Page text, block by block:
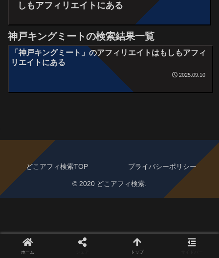
しもアフィリエイトにある
神戸キングミートの検索結果一覧
「神戸キングミート」のアフィリエイトはもしもアフィ
リエイトにある
2025.09.10
どこアフィ検索TOP プライバシーポリシー
© 2020 どこアフィ検索.
ホーム トップ